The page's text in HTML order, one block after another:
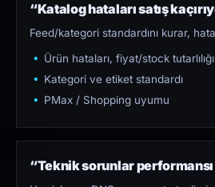
“Katalog hataları satış
Feed/kategori standardını kurar,
Ürün hataları, fiyat/stock tutarlılığı
Kategori ve etiket standardı
PMax / Shopping uyumu
“Teknik sorunlar